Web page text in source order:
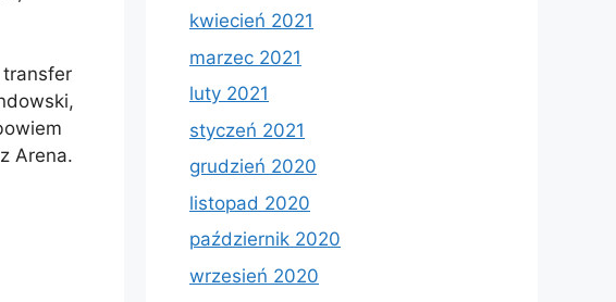
transfer
Arena.
kwiecień 2021
marzec 2021
luty 2021
styczeń 2021
grudzień 2020
listopad 2020
październik 2020
wrzesień 2020